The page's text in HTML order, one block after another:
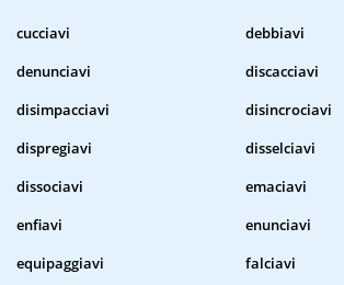
cucciavi
debbiavi
denunciavi
discacciavi
disimpacciavi
disincrociavi
dispregiavi
disselciavi
dissociavi
emaciavi
enfiavi
enunciavi
equipaggiavi
falciavi